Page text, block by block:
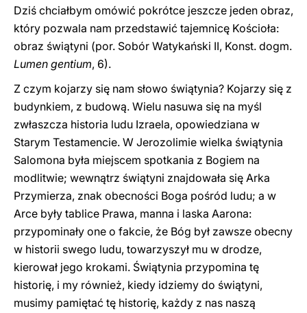
Dziś chciałbym omówić pokrótce jeszcze jeden obraz,
który pozwala nam przedstawić tajemnicę Kościoła:
obraz świątyni (por. Sobór Watykański II, Konst. dogm.
Lumen gentium, 6).
Z czym kojarzy się nam słowo świątynia? Kojarzy się z
budynkiem, z budową. Wielu nasuwa się na myśl
zwłaszcza historia ludu Izraela, opowiedziana w
Starym Testamencie. W Jerozolimie wielka świątynia
Salomona była miejscem spotkania z Bogiem na
modlitwie; wewnątrz świątyni znajdowała się Arka
Przymierza, znak obecności Boga pośród ludu; a w
Arce były tablice Prawa, manna i laska Aarona:
przypominały one o fakcie, że Bóg był zawsze obecny
w historii swego ludu, towarzyszył mu w drodze,
kierował jego krokami. Świątynia przypomina tę
historię, i my również, kiedy idziemy do świątyni,
musimy pamiętać tę historię, każdy z nas naszą